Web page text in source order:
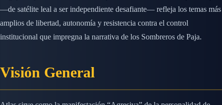
—de satélite leal a ser independiente desafiante— refleja los temas más
amplios de libertad, autonomía y resistencia contra el control
institucional que impregna la narrativa de los Sombreros de Paja.
Visión General